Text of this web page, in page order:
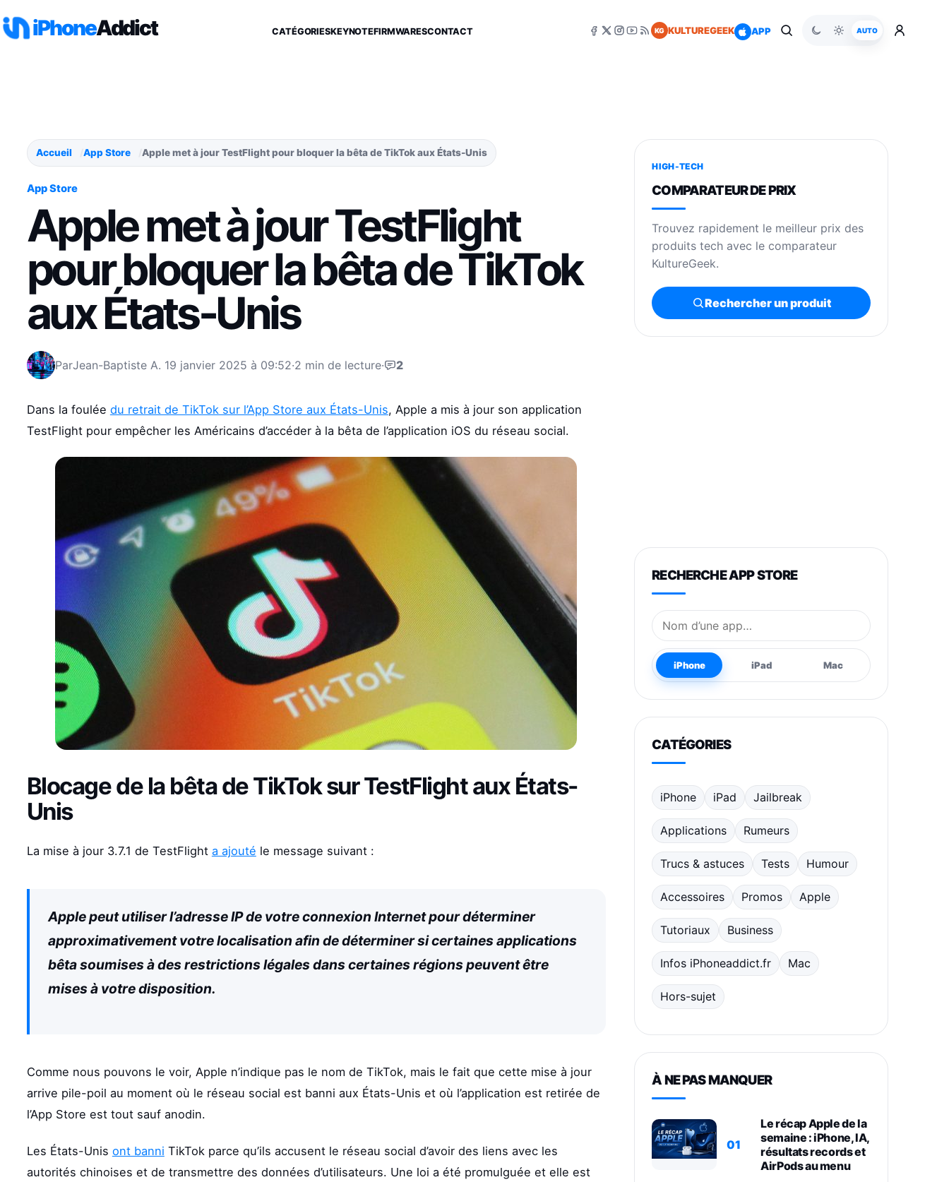
iPhoneAddict CATÉGORIESKEYNOTEFIRMWARESCONTACT KG KULTUREGEEK APP AUTO
Accueil App Store Apple met à jour TestFlight pour bloquer la bêta de TikTok aux États-Unis
App Store
Apple met à jour TestFlight
pour bloquer la bêta de TikTok
aux États-Unis
ParJean-Baptiste A. 19 janvier 2025 à 09:52·2 min de lecture· 2
Dans la foulée du retrait de TikTok sur l’App Store aux États-Unis, Apple a mis à jour son application
TestFlight pour empêcher les Américains d’accéder à la bêta de l’application iOS du réseau social.
Blocage de la bêta de TikTok sur TestFlight aux États-
Unis
La mise à jour 3.7.1 de TestFlight a ajouté le message suivant :
Apple peut utiliser l’adresse IP de votre connexion Internet pour déterminer
approximativement votre localisation afin de déterminer si certaines applications
bêta soumises à des restrictions légales dans certaines régions peuvent être
mises à votre disposition.
Comme nous pouvons le voir, Apple n’indique pas le nom de TikTok, mais le fait que cette mise à jour
arrive pile-poil au moment où le réseau social est banni aux États-Unis et où l’application est retirée de
l’App Store est tout sauf anodin.
Les États-Unis ont banni TikTok parce qu’ils accusent le réseau social d’avoir des liens avec les
autorités chinoises et de transmettre des données d’utilisateurs. Une loi a été promulguée et elle est
HIGH-TECH
COMPARATEUR DE PRIX
Trouvez rapidement le meilleur prix des
produits tech avec le comparateur
KultureGeek.
Rechercher un produit
RECHERCHE APP STORE
Nom de l’application
iPhone iPad Mac
CATÉGORIES
iPhone iPad Jailbreak
Applications Rumeurs
Trucs & astuces Tests Humour
Accessoires Promos Apple
Tutoriaux Business
Infos iPhoneaddict.fr Mac
Hors-sujet
À NE PAS MANQUER
01
Le récap Apple de la
semaine : iPhone, IA,
résultats records et
AirPods au menu